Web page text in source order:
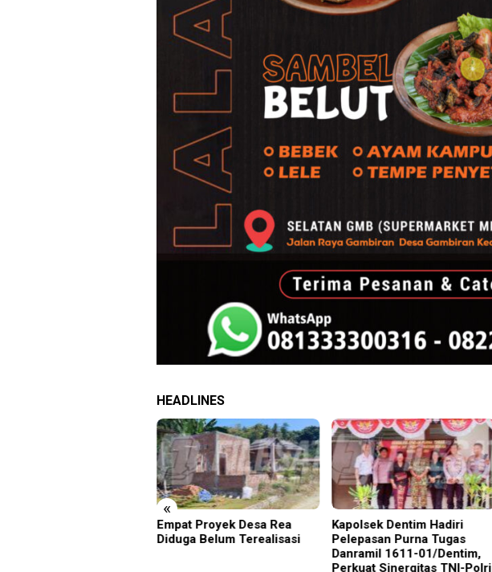
HEADLINES
«
Empat Proyek Desa Rea
Diduga Belum Terealisasi
Kapolsek Dentim Hadiri
Pelepasan Purna Tugas
Danramil 1611-01/Dentim,
Perkuat Sinergitas TNI-Polri